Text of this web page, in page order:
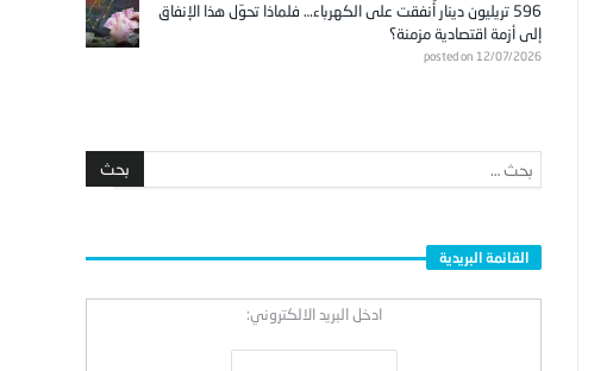
596 تريليون دينار أُنفقت على الكهرباء… فلماذا تحوّل هذا الإنفاق
إلى أزمة اقتصادية مزمنة؟
posted on 12/07/2026
القائمة البريدية
ادخل البريد الالكتروني: